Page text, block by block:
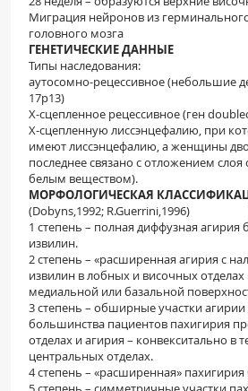
Миграция нейронов из
головного мозга
ГЕНЕТИЧЕСКИЕ ДАННЫЕ
Типы наследования:
аутосомно-рецессивное (небольшие
17р13)
Х-сцепленное рецессивное (ген
Х-сцепленную лиссэнцефалию, при
имеют лиссэнцефалию, а женщины
последнее связано с отложением
белым веществом).
МОРФОЛОГИЧЕСКАЯ
(Dobyns,1992; R.Guerrini,1996)
1 степень – полная диффузная
извилин.
2 степень – «расширенная агирия с
извилин в лобных и височных отделах
медиальной или базальной
3 степень – обширные участки
большинства пациентов пахигирия
отделах и агирия – конвекситально в
центральных отделах.
4 степень – «расширенная» пахигирия